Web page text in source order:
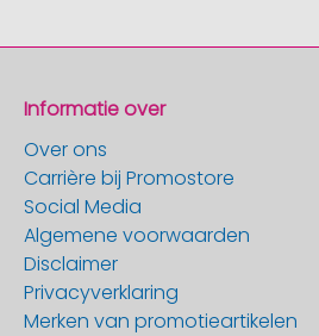
Informatie over
Over ons
Carrière bij Promostore
Social Media
Algemene voorwaarden
Disclaimer
Privacyverklaring
Merken van promotieartikelen